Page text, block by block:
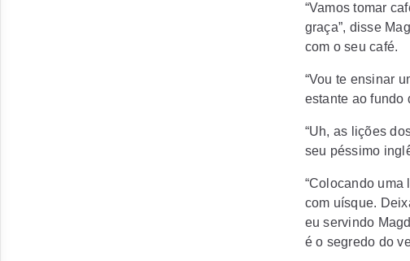
“Vamos tomar
graça”, disse
com o seu café.
“Vou te ensinar
estante ao fundo
“Uh, as lições
seu péssimo
“Colocando uma
com uísque.
eu servindo
é o segredo do